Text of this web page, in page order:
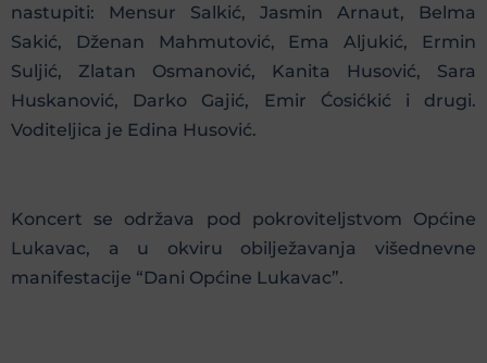
nastupiti: Mensur Salkić, Jasmin Arnaut, Belma
Sakić, Dženan Mahmutović, Ema Aljukić, Ermin
Suljić, Zlatan Osmanović, Kanita Husović, Sara
Huskanović, Darko Gajić, Emir Ćosićkić i drugi.
Voditeljica je Edina Husović.
Koncert se održava pod pokroviteljstvom Općine
Lukavac, a u okviru obilježavanja višednevne
manifestacije “Dani Općine Lukavac”.